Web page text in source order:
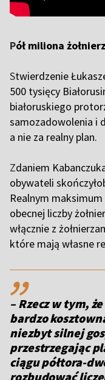
Pół miliona
Stwierdzenie
500 tysięcy
białoruskiego
samozadowolenia i
a nie za realny plan.
Zdaniem
obywateli
Realnym
obecnej liczby
włącznie z
które mają własne
,,
– Rzecz w tym,
bardzo
niezbyt silnej
przestrzegając
ciągu półtora-
rozbudować